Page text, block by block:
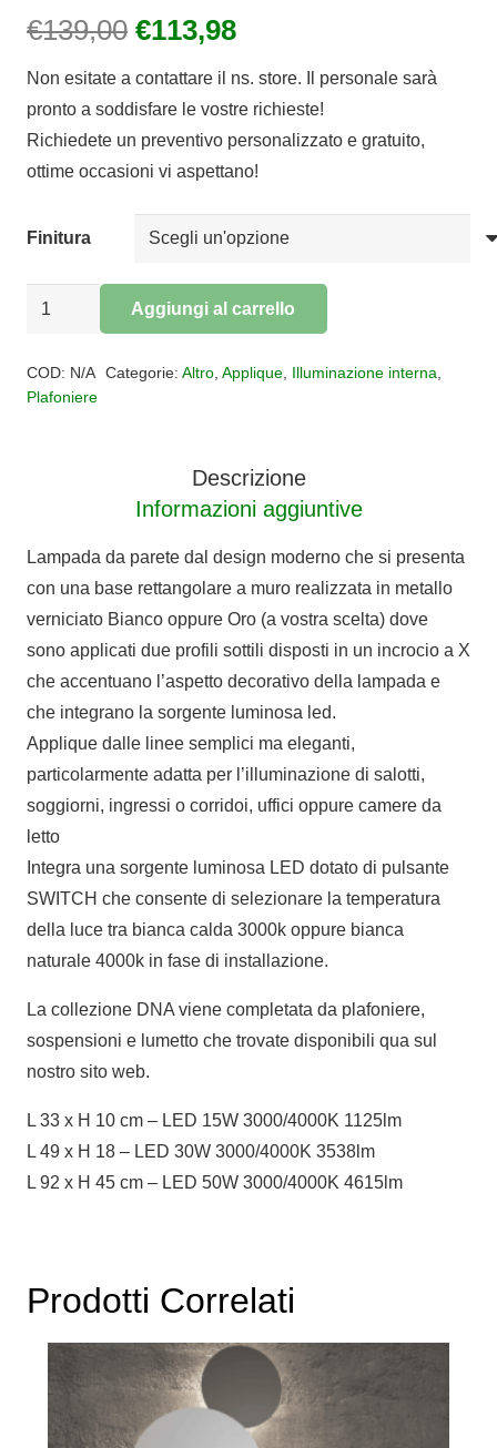
€139,00 Il
originale
era:
€139,00.
€113,98Il
attuale
è:
€113,98.
Non esitate a contattare il ns. store. Il personale sarà
pronto a soddisfare le vostre richieste!
Richiedete un preventivo personalizzato e gratuito,
ottime occasioni vi aspettano!
Finitura
Applique/plafoniera
rettangolare
DNA
Aggiungi al carrello
COD: N/A Categorie: Altro, Applique, Illuminazione interna
Plafoniere
Descrizione
Informazioni aggiuntive
Lampada da parete dal design moderno che si presenta
con una base rettangolare a muro realizzata in metallo
verniciato Bianco oppure Oro (a vostra scelta) dove
sono applicati due profili sottili disposti in un incrocio a X
che accentuano l’aspetto decorativo della lampada e
che integrano la sorgente luminosa led.
Applique dalle linee semplici ma eleganti,
particolarmente adatta per l’illuminazione di salotti,
soggiorni, ingressi o corridoi, uffici oppure camere da
letto
Integra una sorgente luminosa LED dotato di pulsante
SWITCH che consente di selezionare la temperatura
della luce tra bianca calda 3000k oppure bianca
naturale 4000k in fase di installazione.
La collezione DNA viene completata da plafoniere,
sospensioni e lumetto che trovate disponibili qua sul
nostro sito web.
L 33 x H 10 cm – LED 15W 3000/4000K 1125lm
L 49 x H 18 – LED 30W 3000/4000K 3538lm
L 92 x H 45 cm – LED 50W 3000/4000K 4615lm
Prodotti Correlati